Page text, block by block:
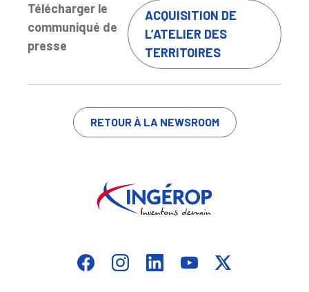
Télécharger le
communiqué de
presse
ACQUISITION DE
L’ATELIER DES
TERRITOIRES
RETOUR À LA NEWSROOM